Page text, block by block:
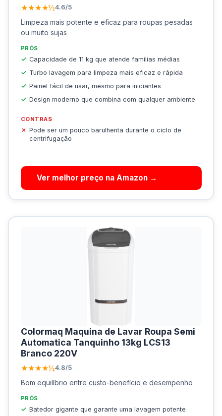
★★★★½4.6/5
Limpeza mais potente e eficaz para roupas pesadas
ou muito sujas
PRÓS
Capacidade de 11 kg que atende famílias médias
Turbo lavagem para limpeza mais eficaz e rápida
Painel fácil de usar, mesmo para iniciantes
Design moderno que combina com qualquer ambiente.
CONTRAS
Pode ser um pouco barulhenta durante o ciclo de
centrifugação
Ver melhor preço na Amazon →
Colormaq Maquina de Lavar Roupa Semi
Automatica Tanquinho 13kg LCS13
Branco 220V
★★★★½4.8/5
Bom equilíbrio entre custo-benefício e desempenho
PRÓS
Batedor gigante que garante uma lavagem potente